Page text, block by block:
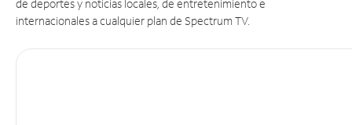
de deportes y noticias locales, de entretenimiento e
internacionales a cualquier plan de Spectrum TV.